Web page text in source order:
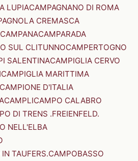
LUPIACAMPAGNANO DI ROMA
CREMASCA
CAMPANACAMPARADA
SUL CLITUNNOCAMPERTOGNO
SALENTINACAMPIGLIA CERVO
CAMPIGLIA MARITTIMA
CAMPIONE D'ITALIA
CAMPLICAMPO CALABRO
DI TRENS .FREIENFELD.
NELL'ELBA
TAUFERS.CAMPOBASSO